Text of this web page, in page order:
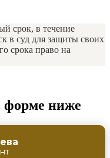
срок, в течение
в суд для защиты своих
срока право на
форме ниже